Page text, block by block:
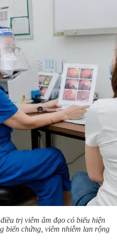
trị viêm âm đạo có biểu hiện
biến chứng, viêm nhiễm lan rộng